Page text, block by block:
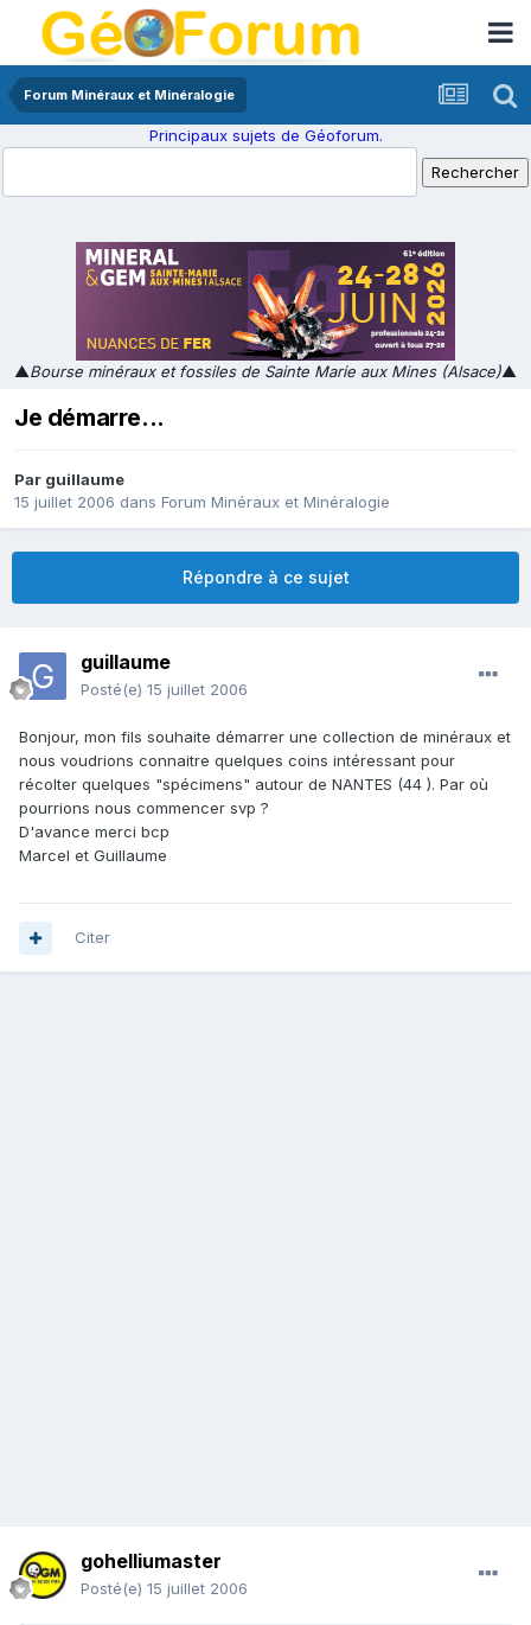
Forum Minéraux et Minéralogie
Principaux sujets de Géoforum.
▲Bourse minéraux et fossiles de Sainte Marie aux Mines (Alsace)▲
Je démarre...
Par guillaume
15 juillet 2006 dans Forum Minéraux et Minéralogie
Répondre à ce sujet
guillaume
Posté(e) 15 juillet 2006
Bonjour, mon fils souhaite démarrer une collection de minéraux et
nous voudrions connaitre quelques coins intéressant pour
récolter quelques "spécimens" autour de NANTES (44 ). Par où
pourrions nous commencer svp ?
D'avance merci bcp
Marcel et Guillaume
Citer
gohelliumaster
Posté(e) 15 juillet 2006